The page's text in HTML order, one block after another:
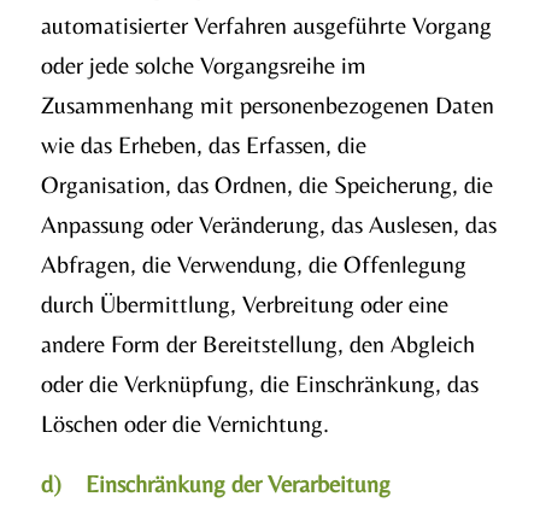
automatisierter Verfahren ausgeführte Vorgang
oder jede solche Vorgangsreihe im
Zusammenhang mit personenbezogenen Daten
wie das Erheben, das Erfassen, die
Organisation, das Ordnen, die Speicherung, die
Anpassung oder Veränderung, das Auslesen, das
Abfragen, die Verwendung, die Offenlegung
durch Übermittlung, Verbreitung oder eine
andere Form der Bereitstellung, den Abgleich
oder die Verknüpfung, die Einschränkung, das
Löschen oder die Vernichtung.
d) Einschränkung der Verarbeitung